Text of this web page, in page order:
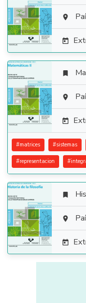
 





#matrices #sistemas
#representacion #



